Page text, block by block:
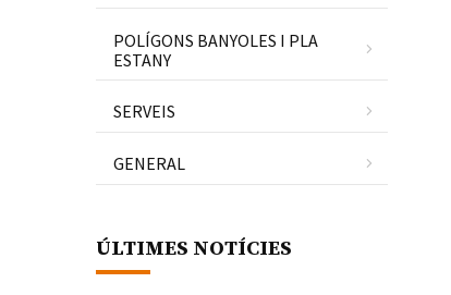
POLÍGONS BANYOLES I PLA
ESTANY
SERVEIS
GENERAL
ÚLTIMES NOTÍCIES